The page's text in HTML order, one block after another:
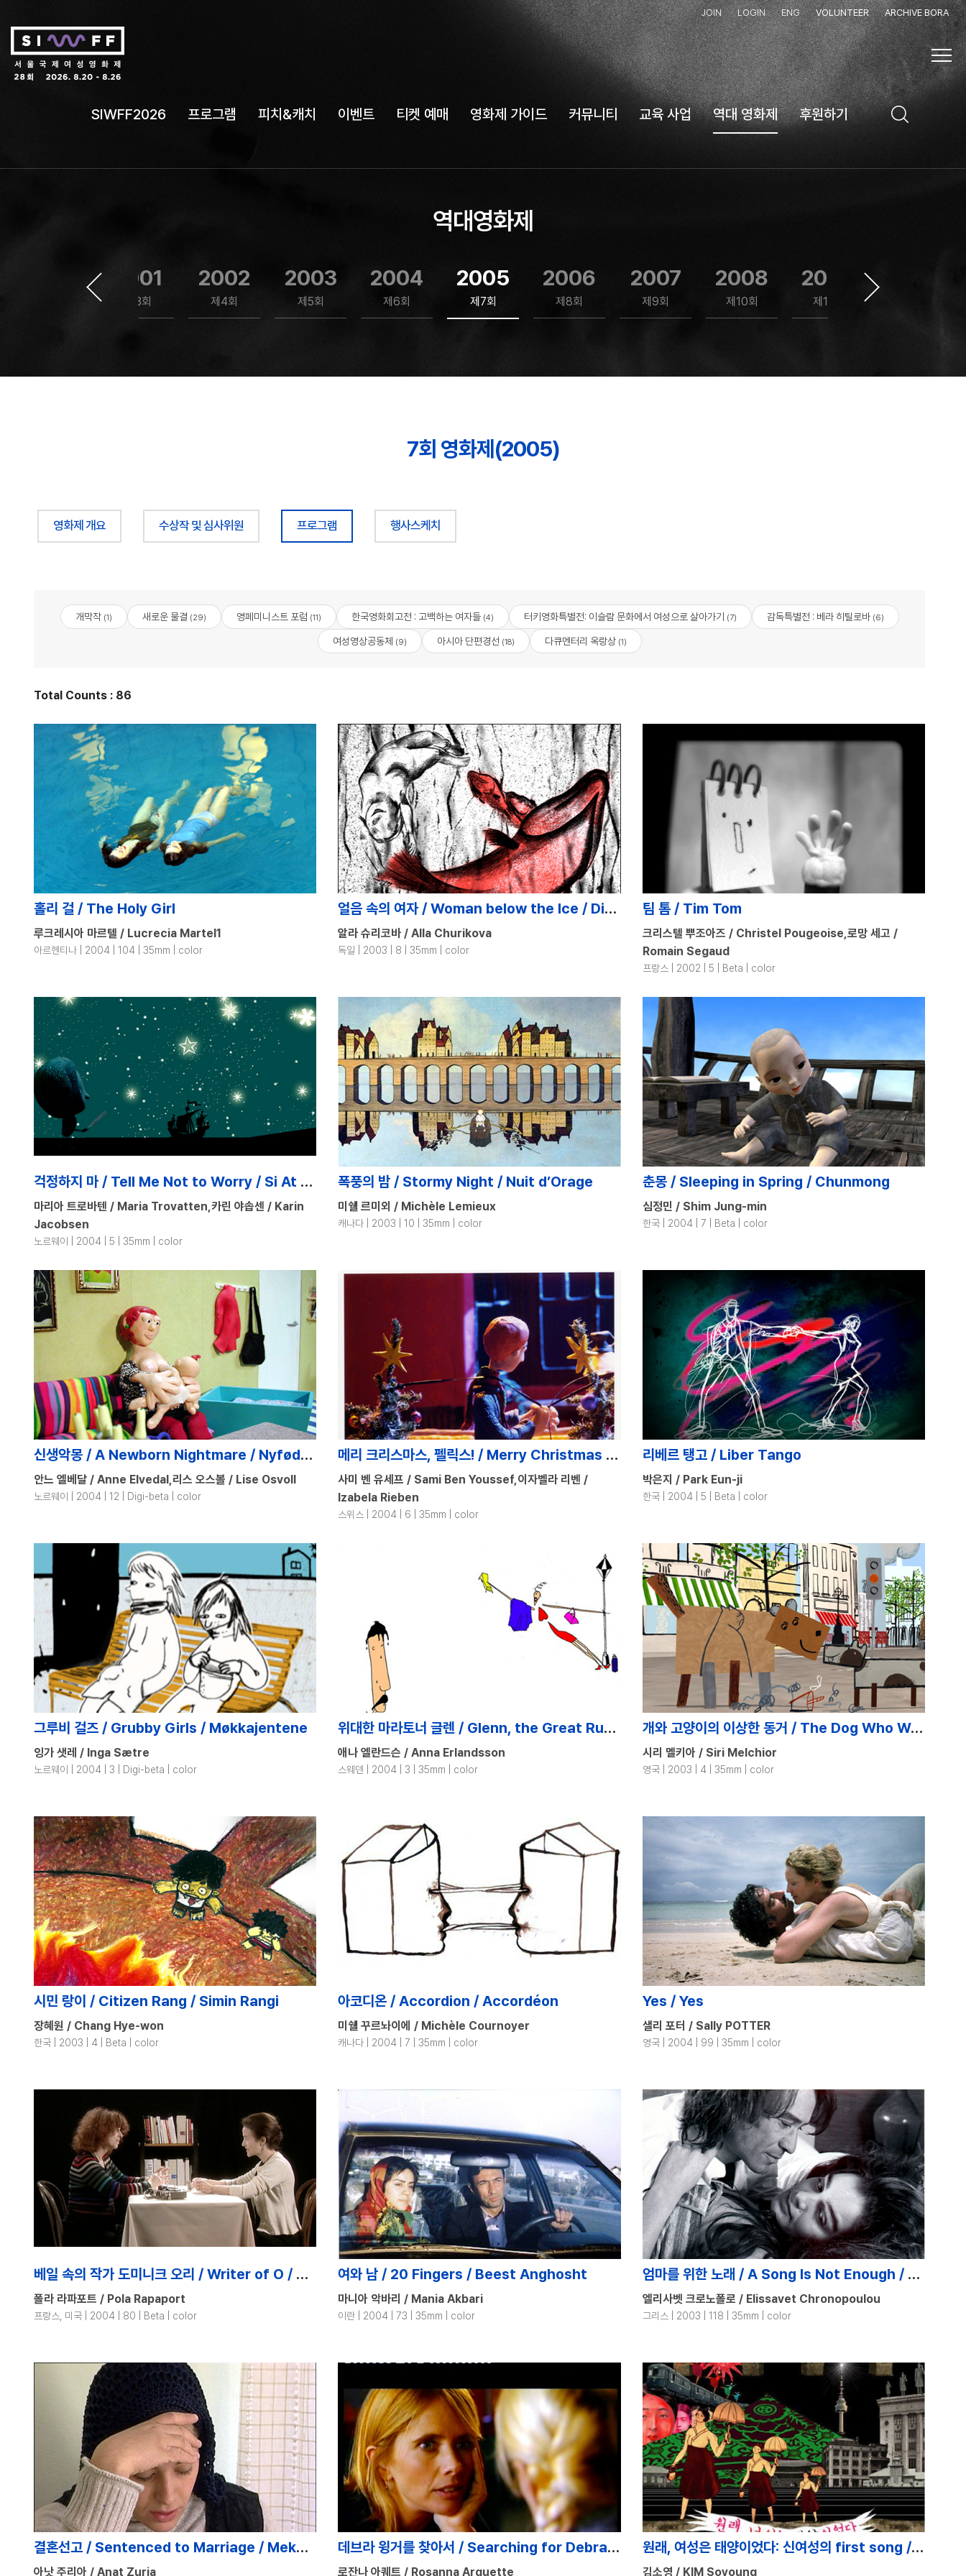
JOIN LOGIN ENG VOLUNTEER ARCHIVE BORA
SIWFF2026 프로그램 피치&캐치 이벤트 티켓 예매 영화제 가이드 커뮤니티 교육 사업 역대 영화제 후원하기
역대영화제
2001
제3회
2002
제4회
2003
제5회
2004
제6회
2005
제7회
2006
제8회
2007
제9회
2008
제10회
2009
제11회
7회 영화제(2005)
영화제 개요 수상작 및 심사위원 프로그램 행사스케치
개막작(1) 새로운 물결 (29) 영페미니스트 포럼 (11) 한국영화회고전 : 고백하는 여자들(4) 터키영화특별전: 이슬람 문화에서 여성으로 살아가기 (7) 감독특별전 : 베라 히틸로바(6)
여성영상공동체 (9) 아시아 단편경선 (18) 다큐멘터리 옥랑상(1)
Total Counts : 86
홀리 걸 / The Holy Girl
루크레시아 마르텔 / Lucrecia Martel1
아르헨티나 | 2004 | 104 | 35mm | color
얼음 속의 여자 / Woman below the Ice / Die Eisbaderin
알라 슈리코바 / Alla Churikova
독일 | 2003 | 8 | 35mm | color
팀 톰 / Tim Tom
크리스텔 뿌조아즈 / Christel Pougeoise,로망 세고 /
Romain Segaud
프랑스 | 2002 | 5 | Beta | color
걱정하지 마 / Tell Me Not to Worry / Si At Alt Gar Bra
마리아 트로바텐 / Maria Trovatten,카린 야솝센 / Karin
Jacobsen
노르웨이 | 2004 | 5 | 35mm | color
폭풍의 밤 / Stormy Night / Nuit d’Orage
미쉘 르미외 / Michèle Lemieux
캐나다 | 2003 | 10 | 35mm | color
춘몽 / Sleeping in Spring / Chunmong
심정민 / Shim Jung-min
한국 | 2004 | 7 | Beta | color
신생악몽 / A Newborn Nightmare / Nyfødt Mareritt
안느 엘베달 / Anne Elvedal,리스 오스볼 / Lise Osvoll
노르웨이 | 2004 | 12 | Digi-beta | color
메리 크리스마스, 펠릭스! / Merry Christmas Felix! /
사미 벤 유세프 / Sami Ben Youssef,이자벨라 리벤 /
Izabela Rieben
스위스 | 2004 | 6 | 35mm | color
리베르 탱고 / Liber Tango
박은지 / Park Eun-ji
한국 | 2004 | 5 | Beta | color
그루비 걸즈 / Grubby Girls / Møkkajentene
잉가 샛레 / Inga Sætre
노르웨이 | 2004 | 3 | Digi-beta | color
위대한 마라토너 글렌 / Glenn, the Great Runner
애나 엘란드슨 / Anna Erlandsson
스웨덴 | 2004 | 3 | 35mm | color
개와 고양이의 이상한 동거 / The Dog Who Was a Cat Inside
시리 멜키아 / Siri Melchior
영국 | 2003 | 4 | 35mm | color
시민 랑이 / Citizen Rang / Simin Rangi
장혜원 / Chang Hye-won
한국 | 2003 | 4 | Beta | color
아코디온 / Accordion / Accordéon
미쉘 꾸르놔이에 / Michèle Cournoyer
캐나다 | 2004 | 7 | 35mm | color
Yes / Yes
샐리 포터 / Sally POTTER
영국 | 2004 | 99 | 35mm | color
베일 속의 작가 도미니크 오리 / Writer of O / Ecrivain d\'O
폴라 라파포트 / Pola Rapaport
프랑스, 미국 | 2004 | 80 | Beta | color
여와 남 / 20 Fingers / Beest Anghosht
마니아 악바리 / Mania Akbari
이란 | 2004 | 73 | 35mm | color
엄마를 위한 노래 / A Song Is Not Enough / Tragoudi de Ftanei
엘리사벳 크로노폴로 / Elissavet Chronopoulou
그리스 | 2003 | 118 | 35mm | color
결혼선고 / Sentenced to Marriage / Mekudeshet
아낫 주리아 / Anat Zuria
데브라 윙거를 찾아서 / Searching for Debra Winger
로잔나 아퀘트 / Rosanna Arquette
원래, 여성은 태양이었다: 신여성의 first song / new woman: her first song / Wollae Yeoseongeun Taeyangieotda: Sinnyeoseongui first song
김소영 / KIM Soyoung